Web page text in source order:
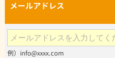
メールアドレス
例）info@xxxx.com